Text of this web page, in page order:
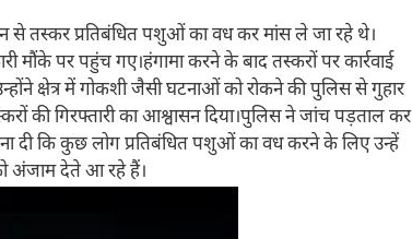
से तस्कर प्रतिबंधित पशुओं का वध कर मांस ले जा रहे थे।
मौंके पर पहुंच गए।हंगामा करने के बाद तस्करों पर कार्रवाई
क्षेत्र में गोकशी जैसी घटनाओं को रोकने की पुलिस से गुहार
की गिरफ्तारी का आश्वासन दिया।पुलिस ने जांच पड़ताल कर
दी कि कुछ लोग प्रतिबंधित पशुओं का वध करने के लिए उन्हें
अंजाम देते आ रहे हैं।